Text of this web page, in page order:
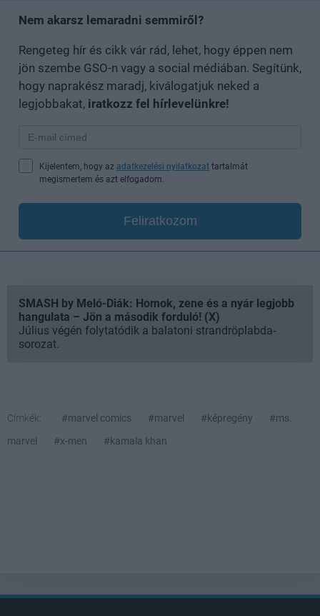
Nem akarsz lemaradni semmiről?
Rengeteg hír és cikk vár rád, lehet, hogy éppen nem
jön szembe GSO-n vagy a social médiában. Segítünk,
hogy naprakész maradj, kiválogatjuk neked a
legjobbakat, iratkozz fel hírlevelünkre!
Kijelentem, hogy az adatkezelési nyilatkozat tartalmát
megismertem és azt elfogadom.
Feliratkozom
SMASH by Meló-Diák: Homok, zene és a nyár legjobb
hangulata – Jön a második forduló! (X)
Július végén folytatódik a balatoni strandröplabda-
sorozat.
Címkék: #marvel comics #marvel #képregény
#ms.
marvel
#x-men #kamala khan